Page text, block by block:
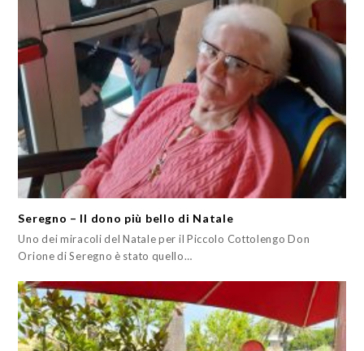
Seregno – Il dono più bello di Natale
Uno dei miracoli del Natale per il Piccolo Cottolengo Don
Orione di Seregno è stato quello…